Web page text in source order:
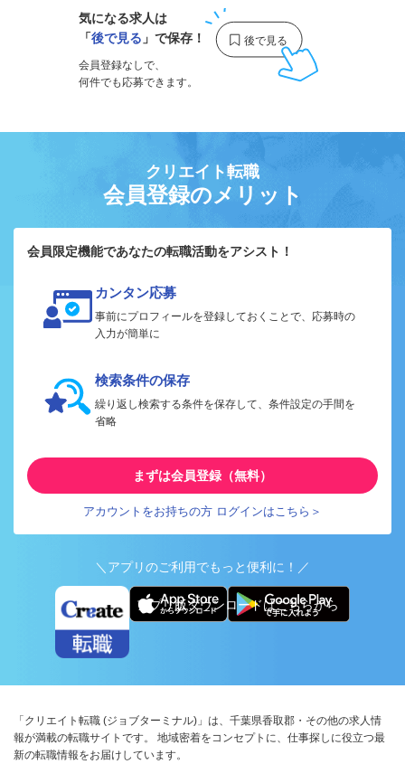
気になる求人は
「後で見る 」で保存！
会員登録なしで、
何件でも応募できます。
クリエイト転職
会員登録のメリット
会員限定機能であなたの転職活動をアシスト！
カンタン応募
事前にプロフィールを登録しておくことで、応募時の
入力が簡単に
検索条件の保存
繰り返し検索する条件を保存して、条件設定の手間を
省略
まずは会員登録（無料）
アカウントをお持ちの方 ログインはこちら＞
＼アプリのご利用でもっと便利に！／
アプリ版ダウンロードはこちらから
「クリエイト転職 (ジョブターミナル)」は、千葉県香取郡・その他の求人情
報が満載の転職サイトです。 地域密着をコンセプトに、仕事探しに役立つ最
新の転職情報をお届けしています。